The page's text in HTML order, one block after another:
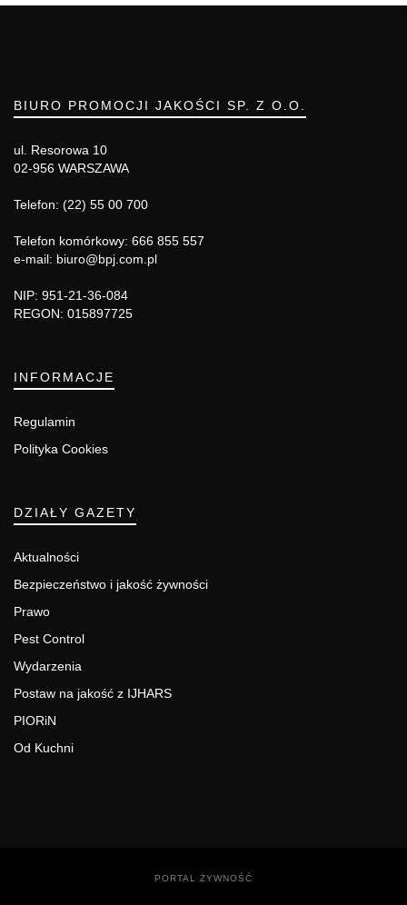
BIURO PROMOCJI JAKOŚCI SP. Z O.O.
ul. Resorowa 10
02-956 WARSZAWA
Telefon: (22) 55 00 700
Telefon komórkowy: 666 855 557
e-mail: biuro@bpj.com.pl
NIP: 951-21-36-084
REGON: 015897725
INFORMACJE
Regulamin
Polityka Cookies
DZIAŁY GAZETY
Aktualności
Bezpieczeństwo i jakość żywności
Prawo
Pest Control
Wydarzenia
Postaw na jakość z IJHARS
PIORiN
Od Kuchni
PORTAL ŻYWNOŚĆ